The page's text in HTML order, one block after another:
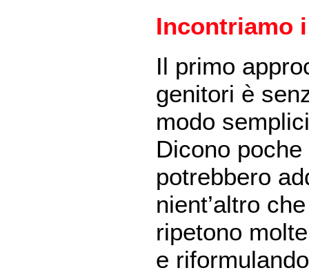
Incontriamo
Il primo
genitori è
modo
Dicono
potrebbero
nient’altro
ripetono
e